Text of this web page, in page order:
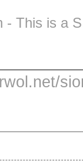
- This is a